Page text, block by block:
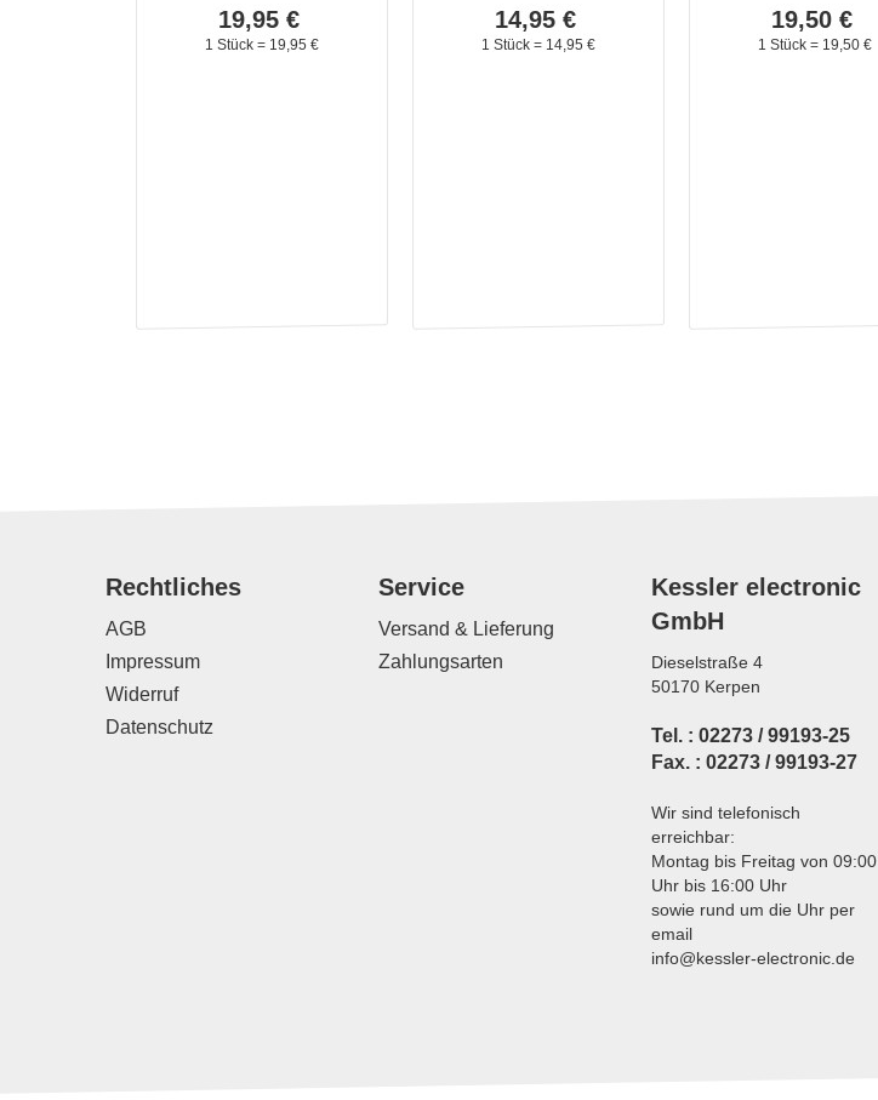
19,95 €
1 Stück = 19, 95 €
14,95 €
1 Stück = 14, 95 €
19,50 €
1 Stück = 19, 50 €
Rechtliches
AGB
Impressum
Widerruf
Datenschutz
Service
Versand & Lieferung
Zahlungsarten
Kessler electronic
GmbH
Dieselstraße 4
50170 Kerpen
Tel. : 02273 / 99193-25
Fax. : 02273 / 99193-27
Wir sind telefonisch
erreichbar:
Montag bis Freitag von 09:00
Uhr bis 16:00 Uhr
sowie rund um die Uhr per
email
info@kessler-electronic.de